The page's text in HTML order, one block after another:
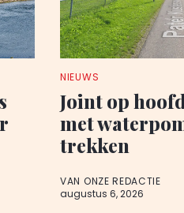
NIEUWS
Joint op
met
trekken
VAN ONZE REDACTIE
augustus 6, 2026